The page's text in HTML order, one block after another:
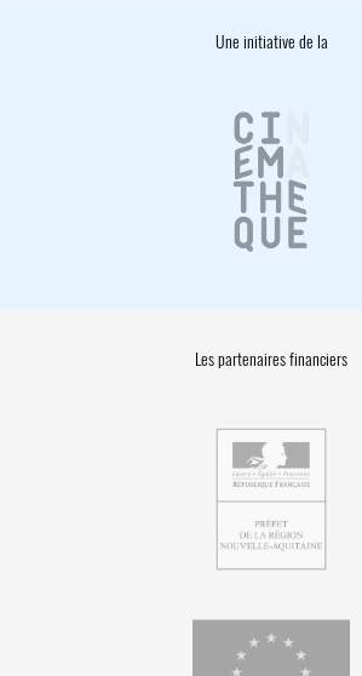
Une initiative de la
Les partenaires financiers